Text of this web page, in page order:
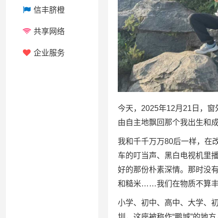
信丰脐橙
共享网络
企业服务
今天，2025年12月21日，
由自主地飘回那个我出生
我和千千万万80后一样，在
车的叮当声、黑白电视机里
好的那份朴素深情。那时没
和糙米……我们在物质不算丰
小学、初中、高中、大学、